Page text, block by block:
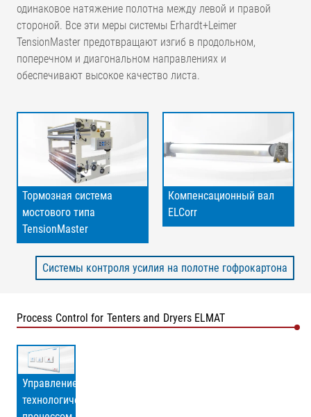
одинаковое натяжение полотна между левой и правой
стороной. Все эти меры системы Erhardt+Leimer
TensionMaster предотвращают изгиб в продольном,
поперечном и диагональном направлениях и
обеспечивают высокое качество листа.
Тормозная система
мостового типа
TensionMaster
Компенсационный вал
ELCorr
Системы контроля усилия на полотне гофрокартона
Process Control for Tenters and Dryers ELMAT
Управление
технологическим